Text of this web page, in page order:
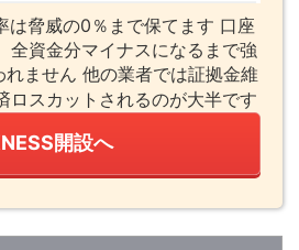
は脅威の0％まで保てます 口座
全資金分マイナスになるまで強
ません 他の業者では証拠金維
ロスカットされるのが大半です
開設へ